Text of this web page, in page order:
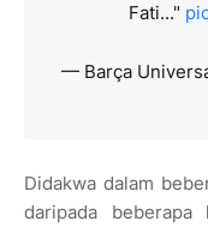
Fati..."
— Barça
Didakwa dalam
daripada